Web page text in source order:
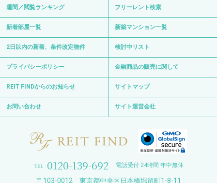
週間／閲覧ランキング フリーレント検索
新着部屋一覧 新築マンション一覧
2日以内の新着、条件改定物件 検討中リスト
プライバシーポリシー 金融商品の販売に関して
REIT FINDからのお知らせ サイトマップ
お問い合わせ サイト運営会社
0120-139-692 電話受付 24時間 年中無休
〒103-0012 東京都中央区日本橋堀留町1-8-11